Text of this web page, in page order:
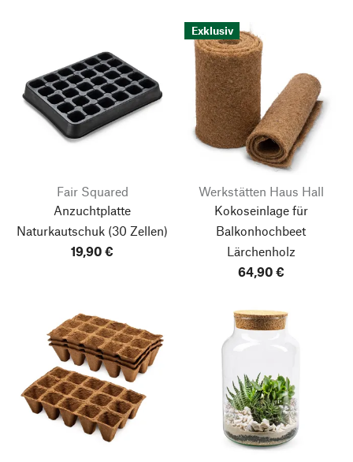
Fair Squared
Anzuchtplatte
Naturkautschuk (30 Zellen)
19,90 €
Exklusiv
Werkstätten Haus Hall
Kokoseinlage für
Balkonhochbeet
Lärchenholz
64,90 €